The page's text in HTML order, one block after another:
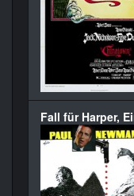
Fall für Harper,